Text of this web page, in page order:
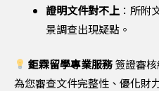
證明文件對不上 ：所附
景調查出現疑點。
鉅霖留學專業服務簽證審
為您審查文件完整性、優化財